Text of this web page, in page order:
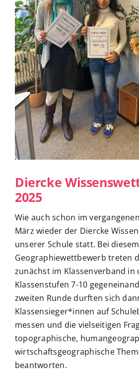
Diercke
2025
Wie auch schon im
März wieder der Diercke
unserer Schule statt. Bei diesem
Geographiewettbewerb treten
zunächst im Klassenverband in
Klassenstufen 7-10
zweiten Runde durften sich
Klassensieger*innen auf
messen und die vielseitigen
topographische,
wirtschaftsgeographische
beantworten.